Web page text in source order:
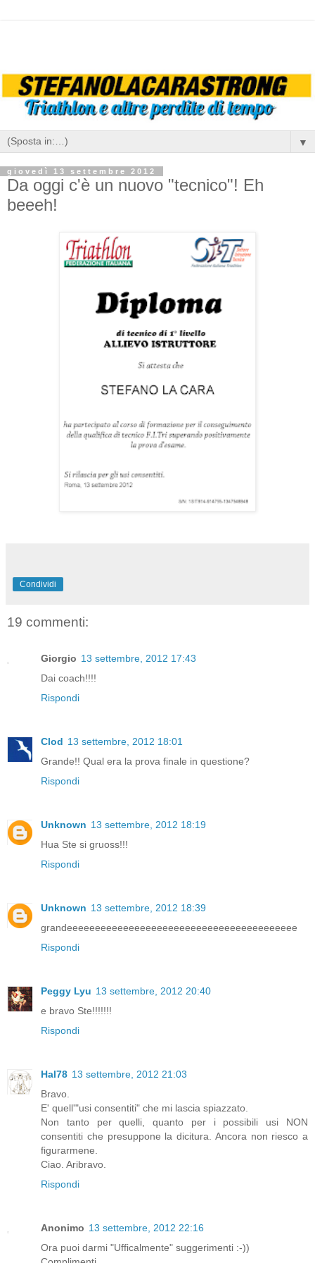
▼
giovedì 13 settembre 2012
Da oggi c'è un nuovo "tecnico"! Eh
beeeh!
Condividi
19 commenti:
Giorgio 13 settembre, 2012 17:43
Dai coach!!!!
Rispondi
Clod 13 settembre, 2012 18:01
Grande!! Qual era la prova finale in questione?
Rispondi
Unknown 13 settembre, 2012 18:19
Hua Ste si gruoss!!!
Rispondi
Unknown 13 settembre, 2012 18:39
grandeeeeeeeeeeeeeeeeeeeeeeeeeeeeeeeeeeeeeeeee
Rispondi
Peggy Lyu 13 settembre, 2012 20:40
e bravo Ste!!!!!!!
Rispondi
Hal78 13 settembre, 2012 21:03
Bravo.
E' quell'"usi consentiti" che mi lascia spiazzato.
Non tanto per quelli, quanto per i possibili usi NON
consentiti che presuppone la dicitura. Ancora non riesco a
figurarmene.
Ciao. Aribravo.
Rispondi
Anonimo 13 settembre, 2012 22:16
Ora puoi darmi "Ufficalmente" suggerimenti :-))